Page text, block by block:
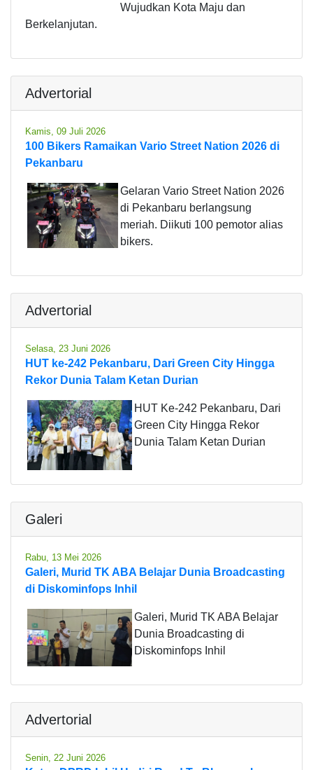
Wujudkan Kota Maju dan
Berkelanjutan.
Advertorial
Kamis, 09 Juli 2026
100 Bikers Ramaikan Vario Street Nation 2026 di
Pekanbaru
Gelaran Vario Street Nation 2026
di Pekanbaru berlangsung
meriah. Diikuti 100 pemotor alias
bikers.
Advertorial
Selasa, 23 Juni 2026
HUT ke-242 Pekanbaru, Dari Green City Hingga
Rekor Dunia Talam Ketan Durian
HUT Ke-242 Pekanbaru, Dari
Green City Hingga Rekor
Dunia Talam Ketan Durian
Galeri
Rabu, 13 Mei 2026
Galeri, Murid TK ABA Belajar Dunia Broadcasting
di Diskominfops Inhil
Galeri, Murid TK ABA Belajar
Dunia Broadcasting di
Diskominfops Inhil
Advertorial
Senin, 22 Juni 2026